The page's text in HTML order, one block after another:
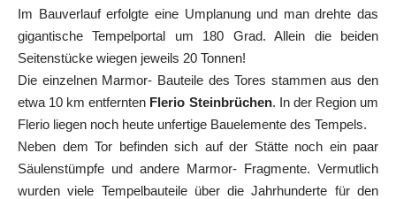
Im Bauverlauf erfolgte eine Umplanung und man drehte das
gigantische Tempelportal um 180 Grad. Allein die beiden
Seitenstücke wiegen jeweils 20 Tonnen!
Die einzelnen Marmor- Bauteile des Tores stammen aus den
etwa 10 km entfernten Flerio Steinbrüchen. In der Region um
Flerio liegen noch heute unfertige Bauelemente des Tempels.
Neben dem Tor befinden sich auf der Stätte noch ein paar
Säulenstümpfe und andere Marmor- Fragmente. Vermutlich
wurden viele Tempelbauteile über die Jahrhunderte für den